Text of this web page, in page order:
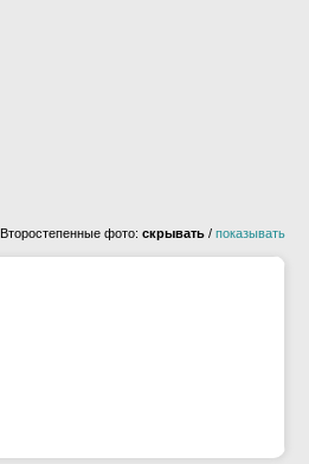
Второстепенные фото: скрывать / показывать